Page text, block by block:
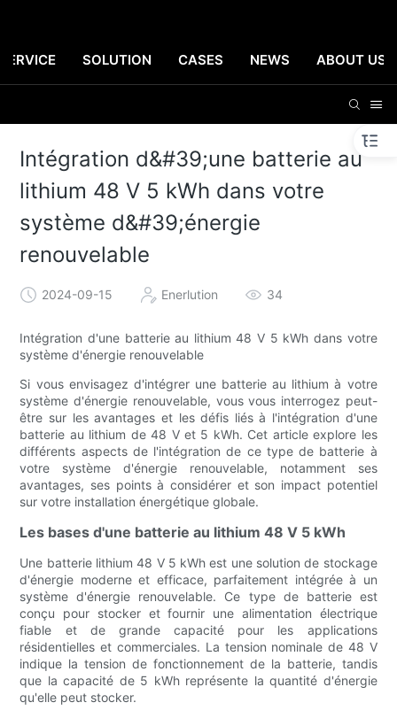
SERVICE SOLUTION CASES NEWS ABOUT US
Intégration d&#39;une batterie au
lithium 48 V 5 kWh dans votre
système d&#39;énergie
renouvelable
2024-09-15 Enerlution 34
Intégration d'une batterie au lithium 48 V 5 kWh dans votre
système d'énergie renouvelable
Si vous envisagez d'intégrer une batterie au lithium à votre
système d'énergie renouvelable, vous vous interrogez peut-
être sur les avantages et les défis liés à l'intégration d'une
batterie au lithium de 48 V et 5 kWh. Cet article explore les
différents aspects de l'intégration de ce type de batterie à
votre système d'énergie renouvelable, notamment ses
avantages, ses points à considérer et son impact potentiel
sur votre installation énergétique globale.
Les bases d'une batterie au lithium 48 V 5 kWh
Une batterie lithium 48 V 5 kWh est une solution de stockage
d'énergie moderne et efficace, parfaitement intégrée à un
système d'énergie renouvelable. Ce type de batterie est
conçu pour stocker et fournir une alimentation électrique
fiable et de grande capacité pour les applications
résidentielles et commerciales. La tension nominale de 48 V
indique la tension de fonctionnement de la batterie, tandis
que la capacité de 5 kWh représente la quantité d'énergie
qu'elle peut stocker.